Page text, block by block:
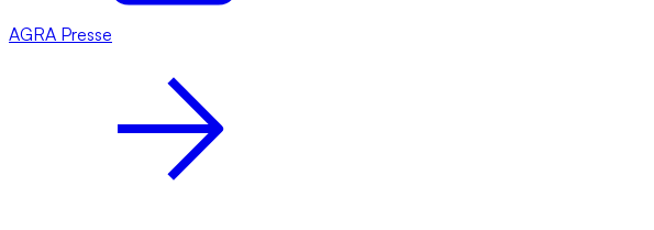
AGRA Presse